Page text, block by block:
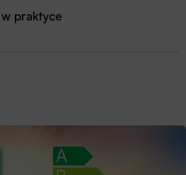
praktyce